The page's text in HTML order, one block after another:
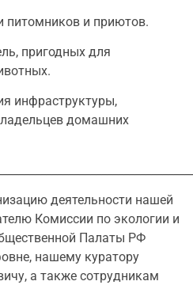
питомников и приютов.
пригодных для
инфраструктуры,
домашних
деятельности нашей
Комиссии по экологии и
Палаты РФ
нашему куратору
а также сотрудникам